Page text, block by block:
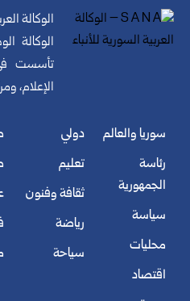
الوكالة
الوكالة
الإعلام،
سوريا والعالم
رئاسة
الجمهورية
سياسة
محليات
اقتصاد
دولي
تعليم
ثقافة وفنون
رياضة
سياحة